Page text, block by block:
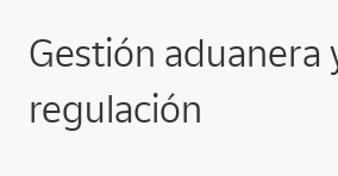
Gestión aduanera
regulación